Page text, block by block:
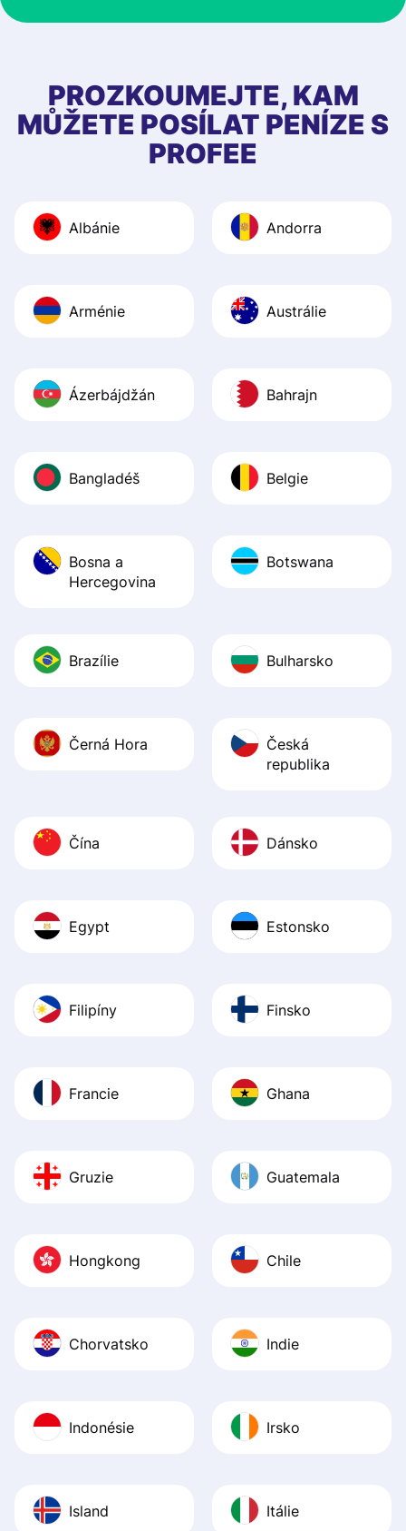
at Profee is very
first started
app, and they
quick to provide
Recommend it!
PROZKOUMEJTE, KAM
MŮŽETE POSÍLAT PENÍZE S
PROFEE
Albánie Andorra
Arménie Austrálie
Ázerbájdžán Bahrajn
Bangladéš Belgie
Bosna a
Hercegovina
Botswana
Brazílie Bulharsko
Černá Hora
Česká
republika
Čína Dánsko
Egypt Estonsko
Filipíny Finsko
Francie Ghana
Gruzie Guatemala
Hongkong Chile
Chorvatsko Indie
Indonésie Irsko
Island Itálie